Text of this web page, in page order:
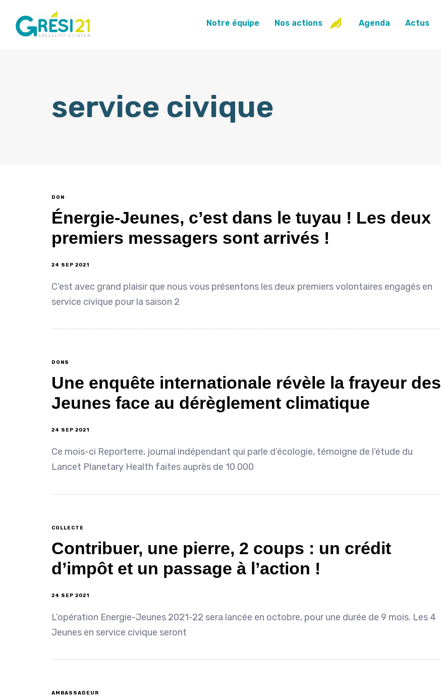
Notre équipe Nos actions Agenda Actus
service civique
DON
Énergie-Jeunes, c’est dans le tuyau ! Les deux
premiers messagers sont arrivés !
24 SEP 2021
C’est avec grand plaisir que nous vous présentons les deux premiers volontaires engagés en
service civique pour la saison 2
DONS
Une enquête internationale révèle la frayeur des
Jeunes face au dérèglement climatique
24 SEP 2021
Ce mois-ci Reporterre, journal indépendant qui parle d’écologie, témoigne de l’étude du
Lancet Planetary Health faites auprès de 10 000
COLLECTE
Contribuer, une pierre, 2 coups : un crédit
d’impôt et un passage à l’action !
24 SEP 2021
L’opération Energie-Jeunes 2021-22 sera lancée en octobre, pour une durée de 9 mois. Les 4
Jeunes en service civique seront
AMBASSADEUR